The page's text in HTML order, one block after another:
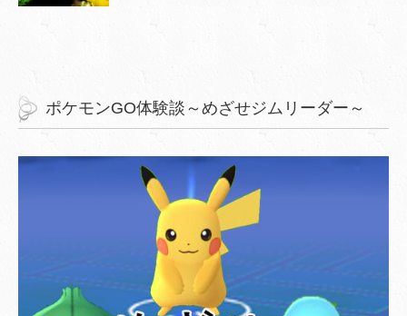
ポケモンGO体験談～めざせジムリーダー～